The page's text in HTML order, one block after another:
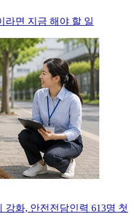
라면 지금 해야 할 일
강화, 안전전담인력 613명 첫